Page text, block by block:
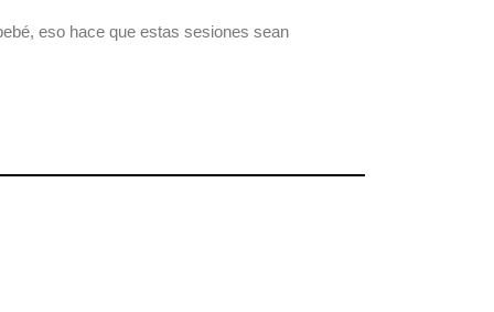
eso hace que estas sesiones sean